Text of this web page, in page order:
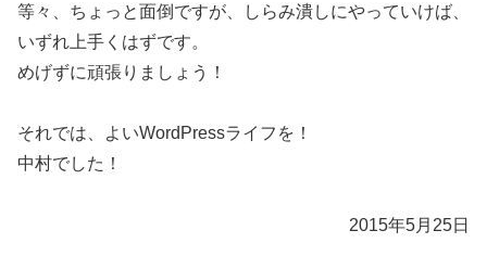
等々、ちょっと面倒ですが、しらみ潰しにやっていけば、
いずれ上手くはずです。
めげずに頑張りましょう！
それでは、よいWordPressライフを！
中村でした！
2015年5月25日